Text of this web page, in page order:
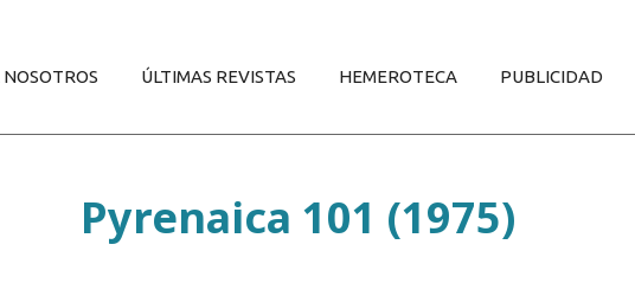
NOSOTROS ÚLTIMAS REVISTAS HEMEROTECA PUBLICIDAD
Pyrenaica 101 (1975)